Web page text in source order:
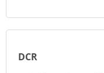
DCR